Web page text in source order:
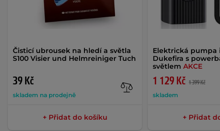
Čisticí ubrousek na hledí a světla
S100 Visier und Helmreiniger Tuch
39 Kč
skladem na prodejně
+ Přidat do košíku
Elektrická pumpa
Dukefira s
světlemAKCE
1 129 Kč 1 399 Kč
skladem
+ Přidat